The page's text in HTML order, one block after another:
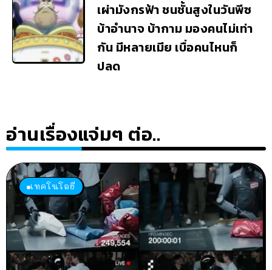
เผ่ามังกรฟ้า ชนชั้นสูงในวันพีซ
บ้าอำนาจ บ้ากาม มองคนไม่เท่า
กัน มีหลายเมีย เบื่อคนไหนก็
ปลด
อ่านเรื่องแจ่มๆ ต่อ..
เทคโนโลยี